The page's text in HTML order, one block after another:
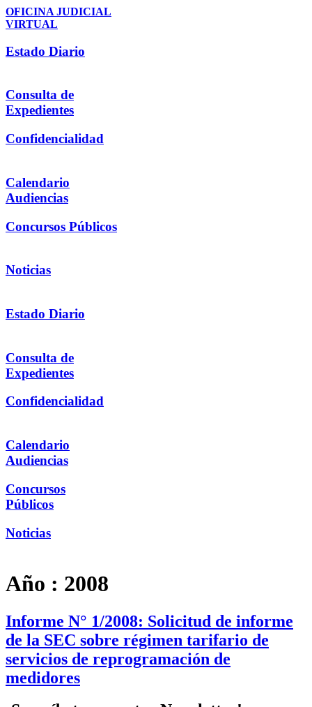
OFICINA JUDICIAL
VIRTUAL
Estado Diario
Consulta de
Expedientes
Confidencialidad
Calendario
Audiencias
Concursos Públicos
Noticias
Estado Diario
Consulta de
Expedientes
Confidencialidad
Calendario
Audiencias
Concursos
Públicos
Noticias
Año : 2008
Informe N° 1/2008: Solicitud de informe
de la SEC sobre régimen tarifario de
servicios de reprogramación de
medidores